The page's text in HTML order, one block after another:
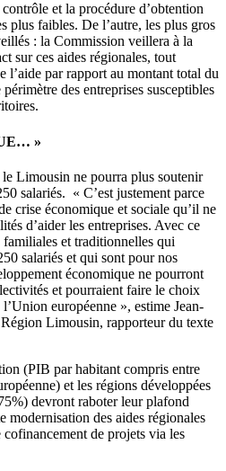
et la procédure d’obtention
plus faibles. De l’autre, les plus gros
: la Commission veillera à la
sur ces aides régionales, tout
l’aide par rapport au montant total du
des entreprises susceptibles
»
Limousin ne pourra plus soutenir
salariés. « C’est justement parce
crise économique et sociale qu’il ne
d’aider les entreprises. Avec ce
familiales et traditionnelles qui
salariés et qui sont pour nos
économique ne pourront
et pourraient faire le choix
européenne », estime Jean-
Limousin, rapporteur du texte
(PIB par habitant compris entre
et les régions développées
devront raboter leur plafond
modernisation des aides régionales
de projets via les